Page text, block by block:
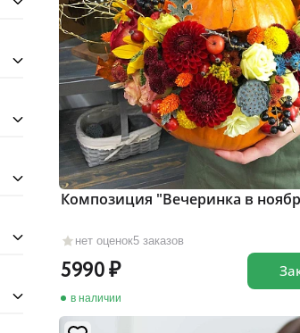
нет оценок5 заказов
Композиция "Вечеринка в
5990
в наличии